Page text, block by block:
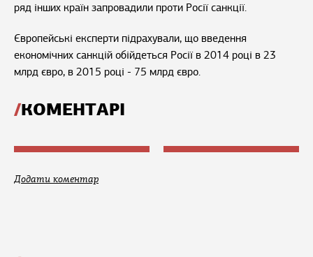
ряд інших країн запровадили проти Росії санкції.
Європейські експерти підрахували, що введення
економічних санкцій обійдеться Росії в 2014 році в 23
млрд євро, в 2015 році - 75 млрд євро.
КОМЕНТАРІ
Додати коментар